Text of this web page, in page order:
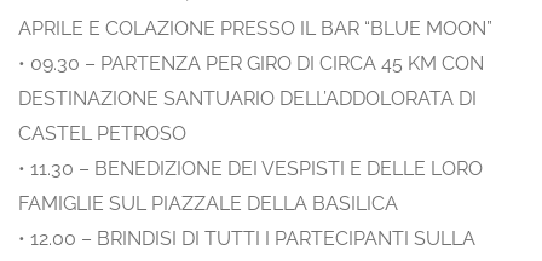
APRILE E COLAZIONE PRESSO IL BAR “BLUE MOON”
• 09.30 – PARTENZA PER GIRO DI CIRCA 45 KM CON
DESTINAZIONE SANTUARIO DELL’ADDOLORATA DI
CASTEL PETROSO
• 11.30 – BENEDIZIONE DEI VESPISTI E DELLE LORO
FAMIGLIE SUL PIAZZALE DELLA BASILICA
• 12.00 – BRINDISI DI TUTTI I PARTECIPANTI SULLA